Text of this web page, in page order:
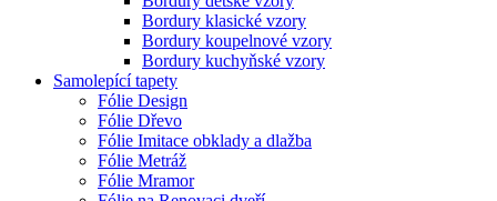
Bordury klasické vzory
Bordury koupelnové vzory
Bordury kuchyňské vzory
Samolepící tapety
Fólie Design
Fólie Dřevo
Fólie Imitace obklady a dlažba
Fólie Metráž
Fólie Mramor